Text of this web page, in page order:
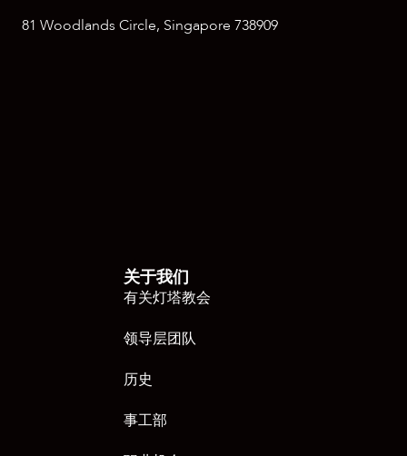
81 Woodlands Circle, Singapore 738909
关于我们
有关灯塔教会
领导层团队
历史
事工部